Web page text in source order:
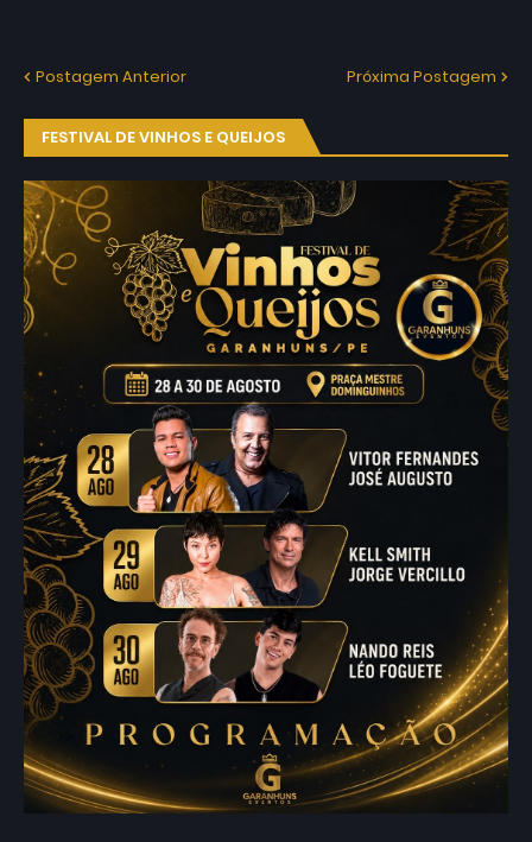
Postagem Anterior Próxima Postagem
FESTIVAL DE VINHOS E QUEIJOS